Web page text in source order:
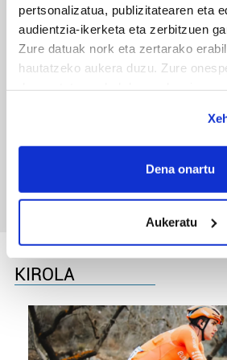
pertsonalizatua, publizitatearen eta
audientzia-ikerketa eta zerbitzuen
Zure datuak nork eta zertarako
hautatzeko aukera duzu. Zure
If you allow, we would also like to:
Collect information about
meters
Identify your device by
specific characteristics
Find out more about how your
and set your preferences in the
Guk eta gure bazkideek zure datu
prozesatzen ditugu, zure IP
Dena onartu
Aukeratu
Tourreko goierritarrak
KIROLA